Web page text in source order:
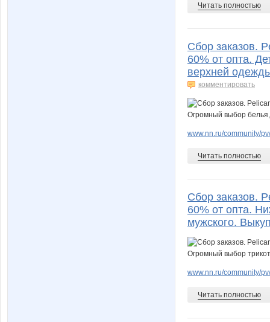
Читать полностью
Сбор заказов.
60% от опта.
верхней
комментировать
www.nn.ru/community/
Читать полностью
Сбор заказов.
60% от опта.
мужского.
www.nn.ru/community/
Читать полностью